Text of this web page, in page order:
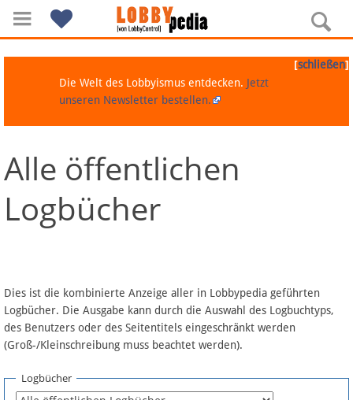
Navigation
Über Lobbypedia
Artikel nach Kategorien
FAQ
[schließen]
Die Welt des Lobbyismus entdecken. Jetzt
unseren Newsletter bestellen.
Alle öffentlichen
Logbücher
Dies ist die kombinierte Anzeige aller in Lobbypedia geführten
Logbücher. Die Ausgabe kann durch die Auswahl des Logbuchtyps,
des Benutzers oder des Seitentitels eingeschränkt werden
(Groß-/Kleinschreibung muss beachtet werden).
Logbücher